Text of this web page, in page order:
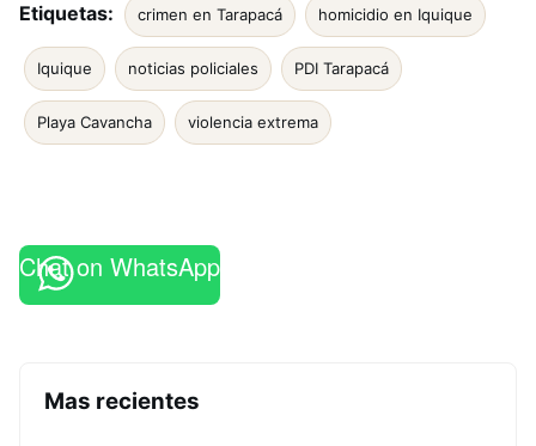
Etiquetas: crimen en Tarapacá homicidio en Iquique
Iquique noticias policiales PDI Tarapacá
Playa Cavancha violencia extrema
Chat on WhatsApp
Mas recientes